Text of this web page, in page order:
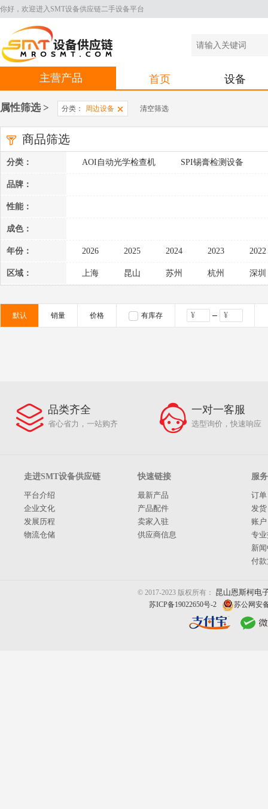
你好，欢迎进入SMT设备供应链二手设备平台
主营产品 首页 设备
属性筛选 > 分类： 周边设备 清空筛选
商品筛选
分类： AOI自动光学检查机 SPI锡膏检测设备
品牌：
性能：
成色：
年份： 2026 2025 2024 2023 2022
2014 2013 2012 2011 2010
区域： 上海 昆山 苏州 杭州 深圳
默认 销量 价格 有库存
品类齐全
省心省力，一站购齐
一对一客服
选型询价，快速响应
走进SMT设备供应链
平台介绍
企业文化
发展历程
物流仓储
快速链接
最新产品
产品配件
卖家入驻
供应商信息
服务
订
发
账
专
新
付
© 2017-2023 版权所有： 昆山恩斯柯电
苏ICP备19022650号-2 苏公网安